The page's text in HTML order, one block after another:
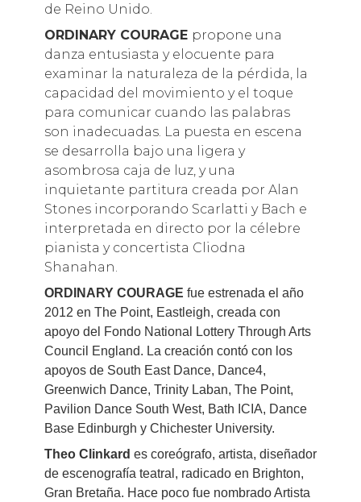
de Reino Unido.
ORDINARY COURAGE propone una
danza entusiasta y elocuente para
examinar la naturaleza de la pérdida, la
capacidad del movimiento y el toque
para comunicar cuando las palabras
son inadecuadas. La puesta en escena
se desarrolla bajo una ligera y
asombrosa caja de luz, y una
inquietante partitura creada por Alan
Stones incorporando Scarlatti y Bach e
interpretada en directo por la célebre
pianista y concertista Cliodna
Shanahan.
ORDINARY COURAGE fue estrenada el año
2012 en The Point, Eastleigh, creada con
apoyo del Fondo National Lottery Through Arts
Council England. La creación contó con los
apoyos de South East Dance, Dance4,
Greenwich Dance, Trinity Laban, The Point,
Pavilion Dance South West, Bath ICIA, Dance
Base Edinburgh y Chichester University.
Theo Clinkard es coreógrafo, artista, diseñador
de escenografía teatral, radicado en Brighton,
Gran Bretaña. Hace poco fue nombrado Artista